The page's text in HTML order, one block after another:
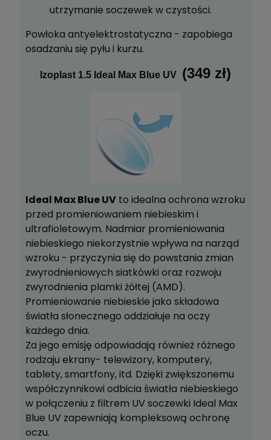
utrzymanie soczewek w czystości.
Powłoka antyelektrostatyczna - zapobiega
osadzaniu się pyłu i kurzu.
Izoplast 1.5 Ideal Max Blue UV (349 zł)
Ideal Max Blue UV to idealna ochrona wzroku
przed promieniowaniem niebieskim i
ultrafioletowym. Nadmiar promieniowania
niebieskiego niekorzystnie wpływa na narząd
wzroku - przyczynia się do powstania zmian
zwyrodnieniowych siatkówki oraz rozwoju
zwyrodnienia plamki żółtej (AMD).
Promieniowanie niebieskie jako składowa
światła słonecznego oddziałuje na oczy
każdego dnia.
Za jego emisję odpowiadają również różnego
rodzaju ekrany- telewizory, komputery,
tablety, smartfony, itd. Dzięki zwiększonemu
współczynnikowi odbicia światła niebieskiego
w połączeniu z filtrem UV soczewki Ideal Max
Blue UV zapewniają kompleksową ochronę
oczu.